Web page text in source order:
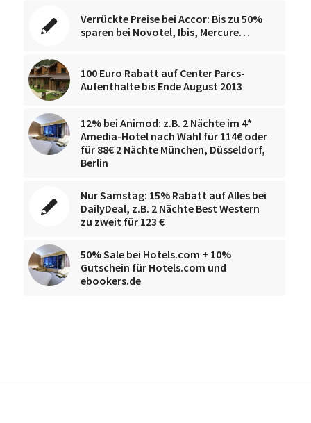
Verrückte Preise bei Accor: Bis zu 50%
sparen bei Novotel, Ibis, Mercure…
100 Euro Rabatt auf Center Parcs-
Aufenthalte bis Ende August 2013
12% bei Animod: z.B. 2 Nächte im 4*
Amedia-Hotel nach Wahl für 114€ oder
für 88€ 2 Nächte München, Düsseldorf,
Berlin
Nur Samstag: 15% Rabatt auf Alles bei
DailyDeal, z.B. 2 Nächte Best Western
zu zweit für 123 €
50% Sale bei Hotels.com + 10%
Gutschein für Hotels.com und
ebookers.de